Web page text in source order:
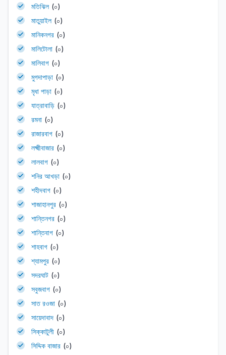
মতিঝিল (০)
মাতুয়াইল (০)
মানিকনগর (০)
মালিটোলা (০)
মালিবাগ (০)
মুগদাপাড়া (০)
মৃধা পাড়া (০)
যাত্রাবাড়ি (০)
রমনা (০)
রাজারবাগ (০)
লক্ষ্মীবাজার (০)
লালবাগ (০)
শনির আখড়া (০)
শহীদবাগ (০)
শাজাহানপুর (০)
শান্তিনগর (০)
শান্তিবাগ (০)
শাহবাগ (০)
শ্যামপুর (০)
সদরঘাট (০)
সবুজবাগ (০)
সাত রওজা (০)
সায়েদাবাদ (০)
সিক্কাটুলী (০)
সিদ্দিক বাজার (০)